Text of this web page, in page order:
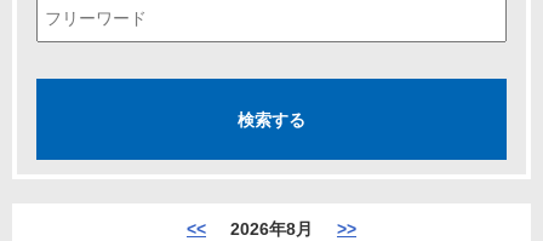
<< 2026年8月 >>